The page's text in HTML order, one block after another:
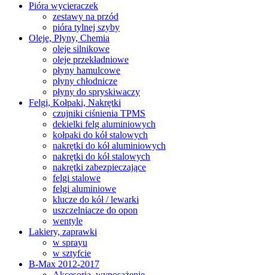
Pióra wycieraczek
zestawy na przód
pióra tylnej szyby
Oleje, Płyny, Chemia
oleje silnikowe
oleje przekładniowe
płyny hamulcowe
płyny chłodnicze
płyny do spryskiwaczy
Felgi, Kołpaki, Nakrętki
czujniki ciśnienia TPMS
dekielki felg aluminiowych
kołpaki do kół stalowych
nakrętki do kół aluminiowych
nakrętki do kół stalowych
nakrętki zabezpieczające
felgi stalowe
felgi aluminiowe
klucze do kół / lewarki
uszczelniacze do opon
wentyle
Lakiery, zaprawki
w sprayu
w sztyfcie
B-Max 2012-2017